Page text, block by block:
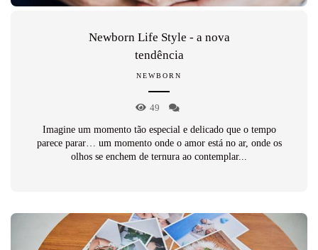
Newborn Life Style - a nova
tendência
NEWBORN
49
Imagine um momento tão especial e delicado que o tempo
parece parar… um momento onde o amor está no ar, onde os
olhos se enchem de ternura ao contemplar...